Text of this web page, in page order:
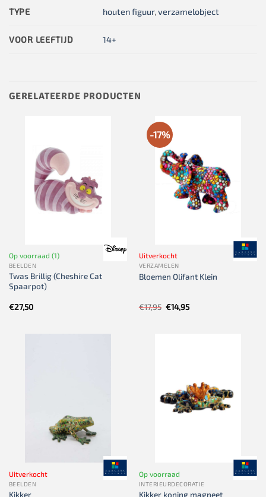
TYPE houten figuur,verzamelobject
VOOR LEEFTIJD 14+
GERELATEERDE PRODUCTEN
Op voorraad (1)
BEELDEN
Twas Brillig (Cheshire Cat
Spaarpot)
€27,50
-17%
Uitverkocht
VERZAMELEN
Bloemen Olifant Klein
€17,95 Oorspronkelijke
prijs
€14,95Huidige
Uitverkocht
BEELDEN
Kikker
Op voorraad
INTERIEURDECORATIE
Kikker koning magneet